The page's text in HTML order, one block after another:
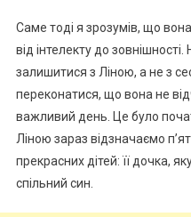
Саме тоді я зрозумів, що
від інтелекту до
залишитися з Ліною, а не з
переконатися, що вона не
важливий день. Це було
Ліною зараз відзначаємо
прекрасних дітей: її дочка,
спільний син.